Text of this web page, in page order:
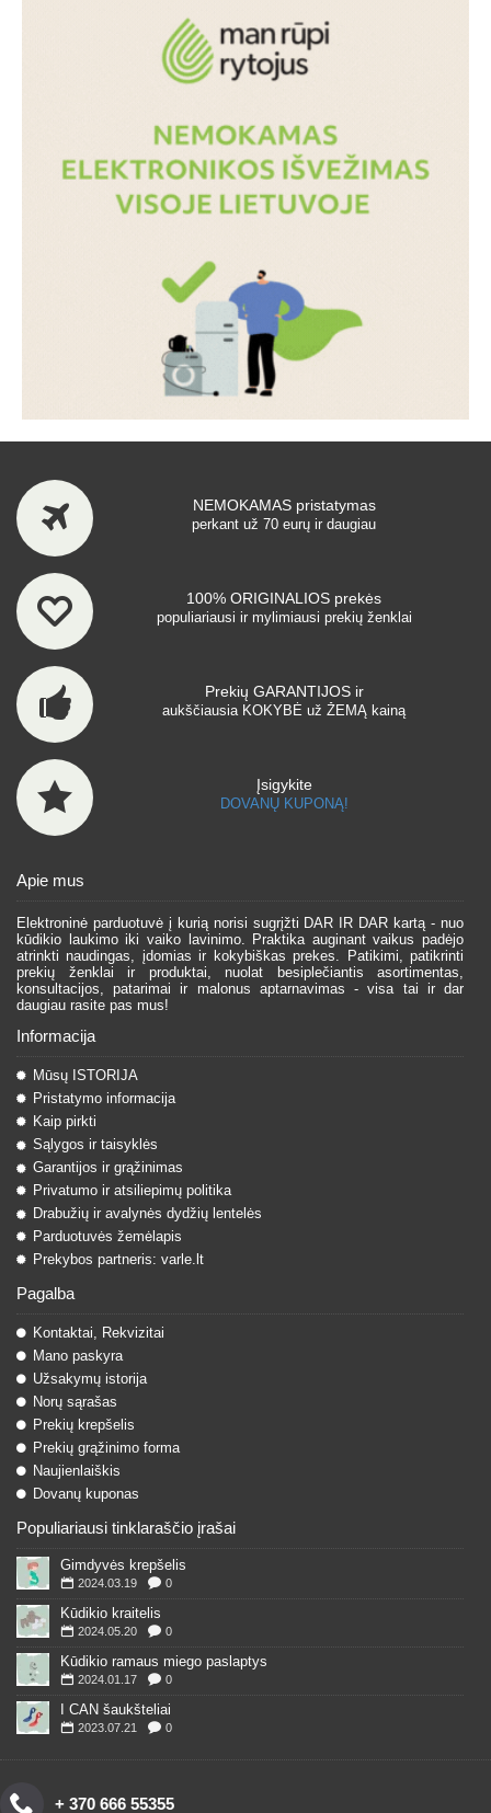
NEMOKAMAS pristatymas
perkant už 70 eurų ir daugiau
100% ORIGINALIOS prekės
populiariausi ir mylimiausi prekių ženklai
Prekių GARANTIJOS ir
aukščiausia KOKYBĖ už ŽEMĄ kainą
Įsigykite
DOVANŲ KUPONĄ!
Apie mus
Elektroninė parduotuvė į kurią norisi sugrįžti DAR IR DAR kartą - nuo
kūdikio laukimo iki vaiko lavinimo. Praktika auginant vaikus padėjo
atrinkti naudingas, įdomias ir kokybiškas prekes. Patikimi, patikrinti
prekių ženklai ir produktai, nuolat besiplečiantis asortimentas,
konsultacijos, patarimai ir malonus aptarnavimas - visa tai ir dar
daugiau rasite pas mus!
Informacija
Mūsų ISTORIJA
Pristatymo informacija
Kaip pirkti
Sąlygos ir taisyklės
Garantijos ir grąžinimas
Privatumo ir atsiliepimų politika
Drabužių ir avalynės dydžių lentelės
Parduotuvės žemėlapis
Prekybos partneris: varle.lt
Pagalba
Kontaktai, Rekvizitai
Mano paskyra
Užsakymų istorija
Norų sąrašas
Prekių krepšelis
Prekių grąžinimo forma
Naujienlaiškis
Dovanų kuponas
Populiariausi tinklaraščio įrašai
Gimdyvės krepšelis
2024.03.19 0
Kūdikio kraitelis
2024.05.20 0
Kūdikio ramaus miego paslaptys
2024.01.17 0
I CAN šaukšteliai
2023.07.21 0
+ 370 666 55355